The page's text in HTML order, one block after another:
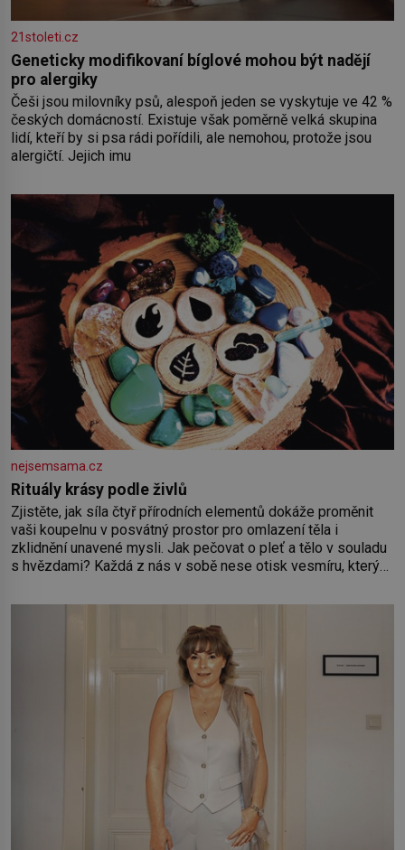
21stoleti.cz
Geneticky modifikovaní bíglové mohou být nadějí
pro alergiky
Češi jsou milovníky psů, alespoň jeden se vyskytuje ve 42 %
českých domácností. Existuje však poměrně velká skupina
lidí, kteří by si psa rádi pořídili, ale nemohou, protože jsou
alergičtí. Jejich imu
nejsemsama.cz
Rituály krásy podle živlů
Zjistěte, jak síla čtyř přírodních elementů dokáže proměnit
vaši koupelnu v posvátný prostor pro omlazení těla i
zklidnění unavené mysli. Jak pečovat o pleť a tělo v souladu
s hvězdami? Každá z nás v sobě nese otisk vesmíru, který
pokožky. Ohnivá znamení Ženy narozené ve znamení Berana,